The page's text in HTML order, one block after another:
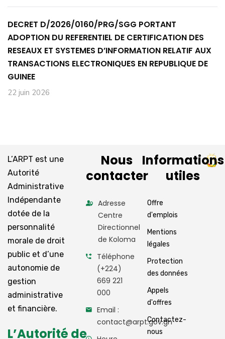
DECRET D/2026/0160/PRG/SGG PORTANT
ADOPTION DU REFERENTIEL DE CERTIFICATION DES
RESEAUX ET SYSTEMES D’INFORMATION RELATIF AUX
TRANSACTIONS ELECTRONIQUES EN REPUBLIQUE DE
GUINEE
22 juin 2026
L’ARPT est une
Autorité
Administrative
Indépendante
dotée de la
personnalité
morale de droit
public et d’une
autonomie de
gestion
administrative
et financière.
L’Autorité de
Nous
contacter
Adresse
Centre
Directionnel
de Koloma
Téléphone
(+224)
669 221
000
Email :
contact@arpt.gov.gn
Informations
utiles
Offre
d'emplois
Mentions
légales
Protection
des données
Appels
d'offres
Contactez-
nous